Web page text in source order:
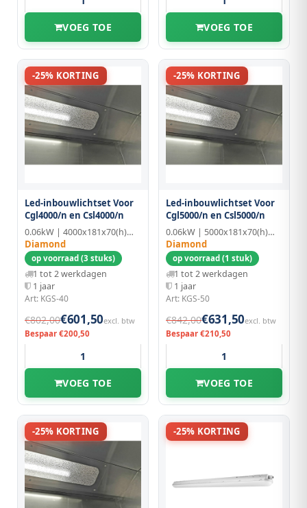
VOEG TOE VOEG TOE
-25% KORTING
Led-inbouwlichtset Voor
Cgl4000/n en Csl4000/n
0.06kW | 4000x181x70(h)mm
Diamond
op voorraad (3 stuks)
1 tot 2 werkdagen
1 jaar
Art: KGS-40
€802,00€601,50excl. btw
Bespaar €200,50
VOEG TOE
-25% KORTING
Led-inbouwlichtset Voor
Cgl5000/n en Csl5000/n
0.06kW | 5000x181x70(h)mm
Diamond
op voorraad (1 stuk)
1 tot 2 werkdagen
1 jaar
Art: KGS-50
€842,00€631,50excl. btw
Bespaar €210,50
VOEG TOE
-25% KORTING -25% KORTING